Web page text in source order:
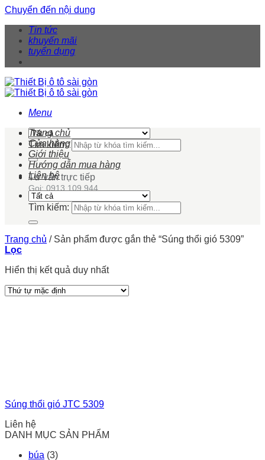
Chuyển đến nội dung
Tin tức
khuyến mãi
tuyển dụng
Menu
Tìm kiếm:
Tư vấn trực tiếp
Gọi: 0913 109 944
Trang chủ
Cửa hàng
Giới thiệu
Hướng dẫn mua hàng
Liên hệ
Tìm kiếm:
Trang chủ /Sản phẩm được gắn thẻ “Súng thổi gió 5309”
Lọc
Hiển thị kết quả duy nhất
Súng thổi gió JTC 5309
Liên hệ
DANH MỤC SẢN PHẨM
búa (3)